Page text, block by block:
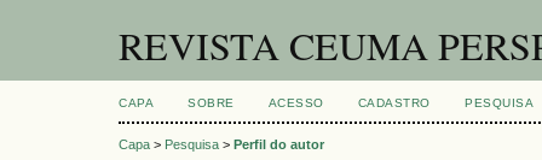
REVISTA CEUMA
CAPA SOBRE ACESSO CADASTRO PESQUISA
Capa > Pesquisa > Perfil do autor